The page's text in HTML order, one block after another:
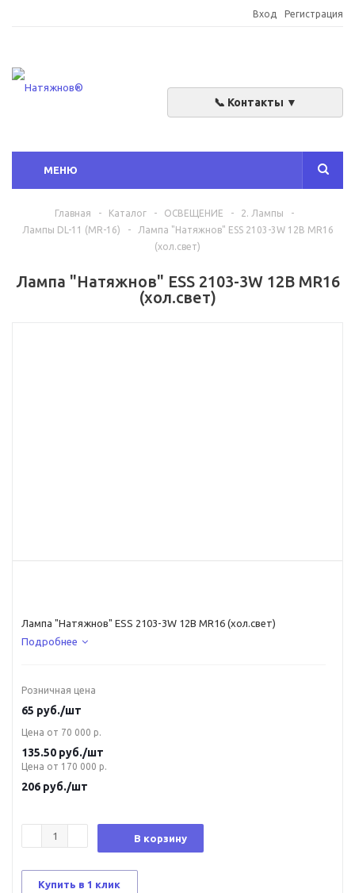
Вход Регистрация
📞 Контакты ▼
МЕНЮ
Главная - Каталог - ОСВЕЩЕНИЕ - 2. Лампы
-
Лампы DL-11 (MR-16)
-
Лампа "Натяжнов" ESS 2103-3W 12В MR16
(хол.свет)
Лампа "Натяжнов" ESS 2103-3W 12В MR16
(хол.свет)
Лампа "Натяжнов" ESS 2103-3W 12В MR16 (хол.свет)
Подробнее
Розничная цена
65 руб./шт
Цена от 70 000 р.
135.50 руб./шт
Цена от 170 000 р.
206 руб./шт
В корзину
Купить в 1 клик